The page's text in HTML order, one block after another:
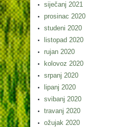
siječanj 2021
prosinac 2020
studeni 2020
listopad 2020
rujan 2020
kolovoz 2020
srpanj 2020
lipanj 2020
svibanj 2020
travanj 2020
ožujak 2020